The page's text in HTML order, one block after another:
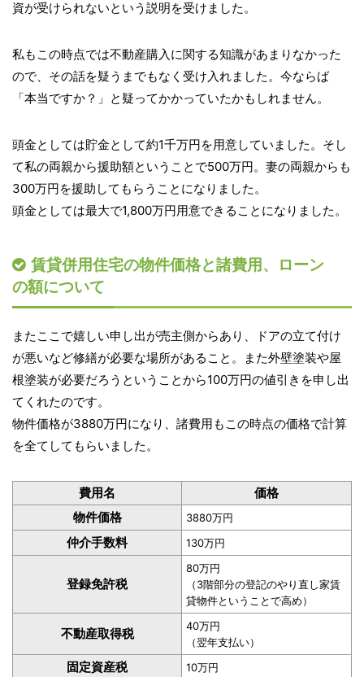
資が受けられないという説明を受けました。
私もこの時点では不動産購入に関する知識があまりなかった
ので、その話を疑うまでもなく受け入れました。今ならば
「本当ですか？」と疑ってかかっていたかもしれません。
頭金としては貯金として約1千万円を用意していました。そし
て私の両親から援助額ということで500万円。妻の両親からも
300万円を援助してもらうことになりました。
頭金としては最大で1,800万円用意できることになりました。
賃貸併用住宅の物件価格と諸費用、ローン
の額について
またここで嬉しい申し出が売主側からあり、ドアの立て付け
が悪いなど修繕が必要な場所があること。また外壁塗装や屋
根塗装が必要だろうということから100万円の値引きを申し出
てくれたのです。
物件価格が3880万円になり、諸費用もこの時点の価格で計算
を全てしてもらいました。
費用名
価格
物件価格
3880万円
仲介手数料 130万円
登録免許税
80万円
（3階部分の登記のやり直し家賃
貸物件ということで高め）
不動産取得税
40万円
（翌年支払い）
固定資産税 10万円